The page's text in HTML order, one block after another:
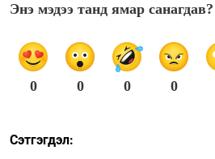
Энэ мэдээ танд ямар санагдав?
0 0 0 0
Сэтгэгдэл: